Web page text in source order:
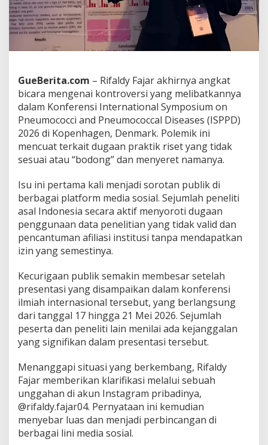
l
a
h
a
n
s
e
t
S
P
P
D
2
6
,
S
a
m
p
i
k
a
n
P
e
r
o
h
o
n
a
n
a
GueBerita.com – Rifaldy Fajar akhirnya angkat
bicara mengenai kontroversi yang melibatkannya
dalam Konferensi International Symposium on
Pneumococci and Pneumococcal Diseases (ISPPD)
2026 di Kopenhagen, Denmark. Polemik ini
mencuat terkait dugaan praktik riset yang tidak
sesuai atau “bodong” dan menyeret namanya.
Isu ini pertama kali menjadi sorotan publik di
berbagai platform media sosial. Sejumlah peneliti
asal Indonesia secara aktif menyoroti dugaan
penggunaan data penelitian yang tidak valid dan
pencantuman afiliasi institusi tanpa mendapatkan
izin yang semestinya.
Kecurigaan publik semakin membesar setelah
presentasi yang disampaikan dalam konferensi
ilmiah internasional tersebut, yang berlangsung
dari tanggal 17 hingga 21 Mei 2026. Sejumlah
peserta dan peneliti lain menilai ada kejanggalan
yang signifikan dalam presentasi tersebut.
Menanggapi situasi yang berkembang, Rifaldy
Fajar memberikan klarifikasi melalui sebuah
unggahan di akun Instagram pribadinya,
@rifaldy.fajar04. Pernyataan ini kemudian
menyebar luas dan menjadi perbincangan di
berbagai lini media sosial.